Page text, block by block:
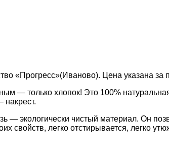
«Прогресс»(Иваново). Цена указана за
— только хлопок! Это 100%
накрест.
— экологически чистый материал. Он
свойств, легко отстирывается, легко